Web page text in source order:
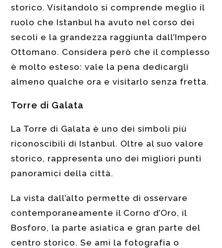
storico. Visitandolo si comprende meglio il
ruolo che Istanbul ha avuto nel corso dei
secoli e la grandezza raggiunta dall’Impero
Ottomano. Considera però che il complesso
è molto esteso: vale la pena dedicargli
almeno qualche ora e visitarlo senza fretta.
Torre di Galata
La Torre di Galata è uno dei simboli più
riconoscibili di Istanbul. Oltre al suo valore
storico, rappresenta uno dei migliori punti
panoramici della città.
La vista dall’alto permette di osservare
contemporaneamente il Corno d’Oro, il
Bosforo, la parte asiatica e gran parte del
centro storico. Se ami la fotografia o